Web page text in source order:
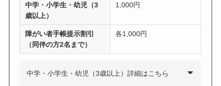
中学・小学生・幼児（3
歳以上）
1,000円
障がい者手帳提示割引
（同伴の方2名まで）
各1,000円
中学・小学生・幼児（3歳以上）詳細はこちら